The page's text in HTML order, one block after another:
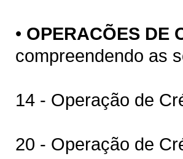
• OPERACÕES DE
compreendendo as
14 - Operação de
20 - Operação de